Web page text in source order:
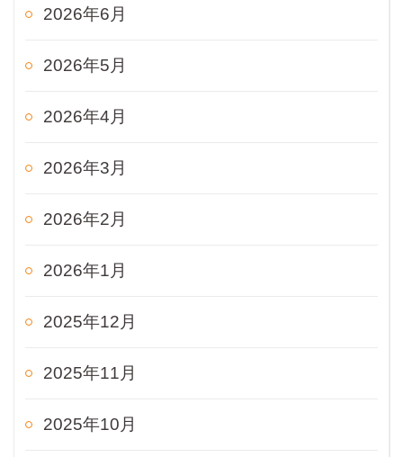
2026年6月
2026年5月
2026年4月
2026年3月
2026年2月
2026年1月
2025年12月
2025年11月
2025年10月